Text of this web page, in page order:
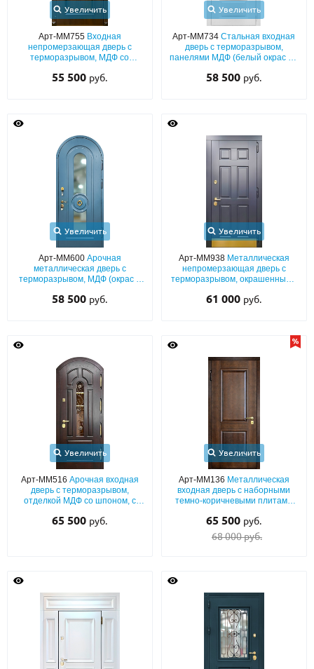
Увеличить
Арт-ММ755 Входная
непромерзающая дверь с
терморазрывом, МДФ со
кнокером и парадной ручкой
55 500 руб.
Увеличить
Арт-ММ734Стальная входная
дверь с терморазрывом,
панелями МДФ (белый окрас по
фигурным карнизом
58 500 руб.
Увеличить
Арт-ММ600 Арочная
металлическая дверь с
терморазрывом, МДФ (окрас в
стеклопакетом и кнокером
58 500 руб.
Увеличить
Арт-ММ938 Металлическая
непромерзающая дверь с
терморазрывом, окрашенными
RAL) с латунным отбойником
61 000 руб.
Увеличить
Арт-ММ516 Арочная входная
дверь с терморазрывом,
отделкой МДФ со шпоном, с
стеклопакетом
65 500 руб.
Увеличить
Арт-ММ136 Металлическая
входная дверь с наборными
темно-коричневыми плитами
65 500 руб.
68 000 руб.